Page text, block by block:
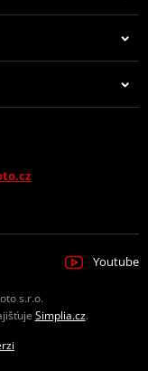
Youtube
s.r.o.
Simplia.cz.